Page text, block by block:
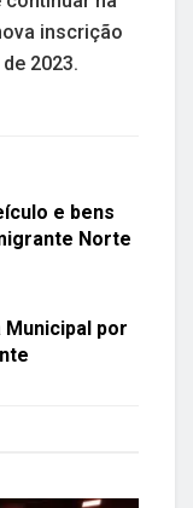
inscrição
2023.
e bens
Norte
por